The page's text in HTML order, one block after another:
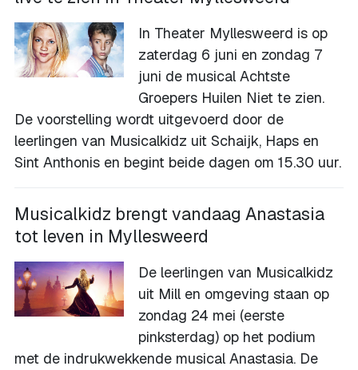
In Theater Myllesweerd is op
zaterdag 6 juni en zondag 7
juni de musical Achtste
Groepers Huilen Niet te zien.
De voorstelling wordt uitgevoerd door de
leerlingen van Musicalkidz uit Schaijk, Haps en
Sint Anthonis en begint beide dagen om 15.30 uur.
Musicalkidz brengt vandaag Anastasia
tot leven in Myllesweerd
De leerlingen van Musicalkidz
uit Mill en omgeving staan op
zondag 24 mei (eerste
pinksterdag) op het podium
met de indrukwekkende musical Anastasia. De